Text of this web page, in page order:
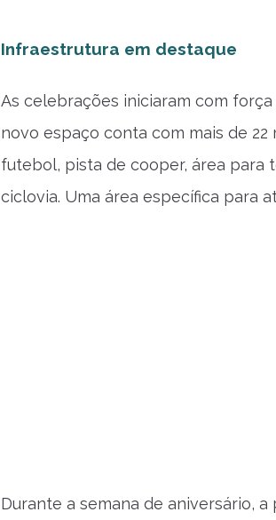
Infraestrutura em destaque
As celebrações iniciaram com
novo espaço conta com mais de
futebol, pista de cooper, área para
ciclovia. Uma área específica para
Durante a semana de aniversário,